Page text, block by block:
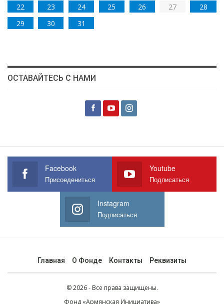
22
23 24 25 26 27
28
29
30 31
ОСТАВАЙТЕСЬ С НАМИ
Facebook
Присоедениться
Youtube
Подписаться
Instagram
Подписаться
Главная О Фонде Контакты Реквизиты
© 2026 - Все права защищены.
Фонд «Армянская Инициатива»